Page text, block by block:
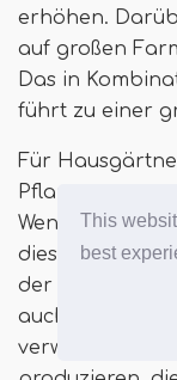
This
best
erhöhen.
auf großen
Das in
führt zu einer
Für
Pflanzenresten
Wenn Sie
dies ein Vorteil
der vielen
auch eine
verwendet